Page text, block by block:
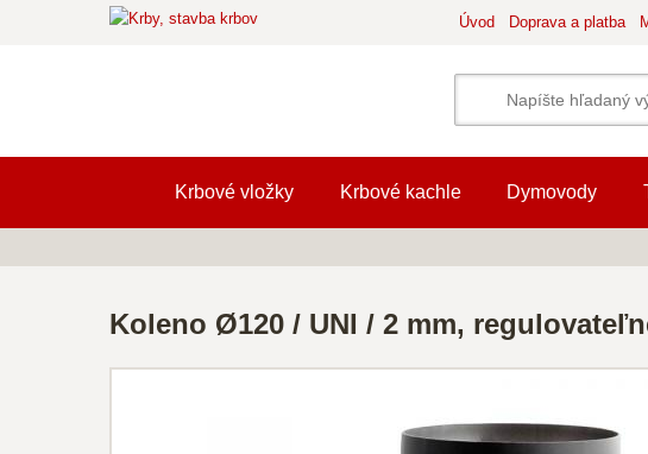
Úvod Doprava a platba
Krbové vložky Krbové kachle Dymovody
Koleno Ø120 / UNI / 2 mm,